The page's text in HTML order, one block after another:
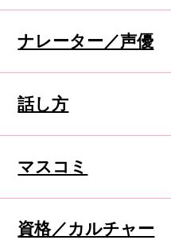
ナレーター／声優
話し方
マスコミ
資格／カルチャー